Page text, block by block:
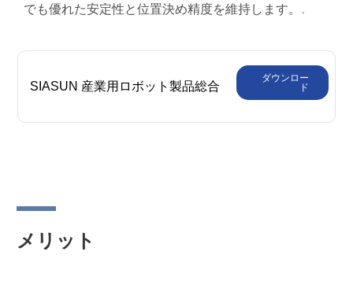
でも優れた安定性と位置決め精度を維持します。.
SIASUN 産業用ロボット製品総合
ダウンロー
ド
メリット